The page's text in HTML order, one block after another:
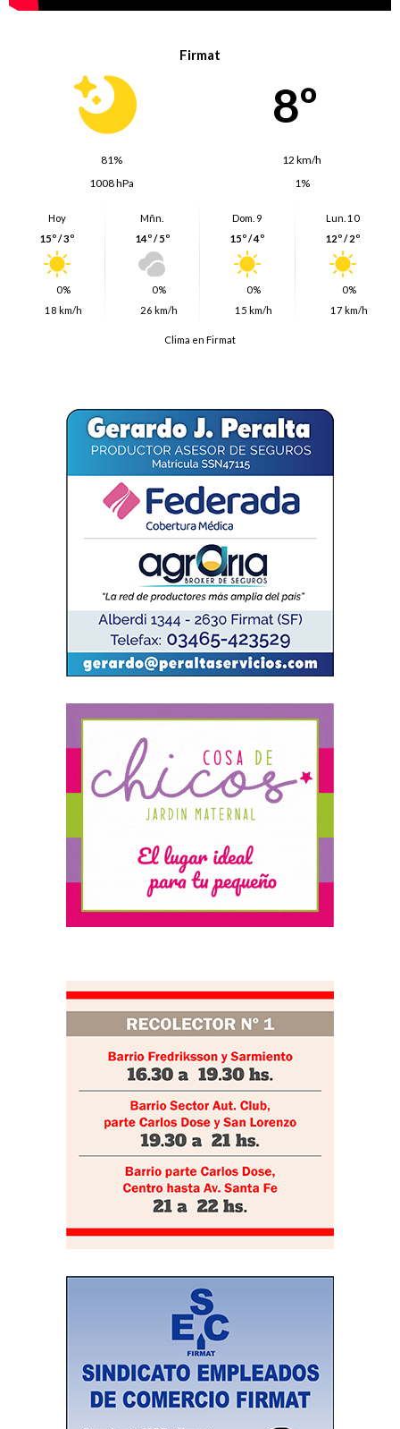
Firmat
8º
81%
12 km/h
1008 hPa
1%
Hoy
15º / 3º
0%
18 km/h
Mñn.
14º / 5º
0%
26 km/h
Dom. 9
15º / 4º
0%
15 km/h
Lun. 10
12º / 2º
0%
17 km/h
Clima en Firmat